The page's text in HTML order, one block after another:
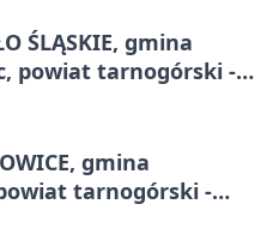
ŚLĄSKIE, gmina
powiat tarnogórski -
gmina
tarnogórski -